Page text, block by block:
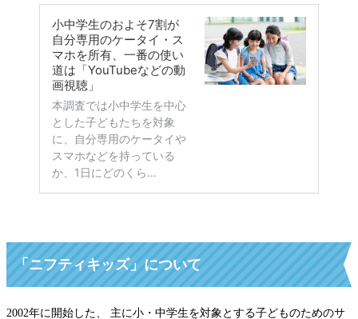
「ニフティキッズ」について
2002年に開始した、 主に小・中学生を対象とする子どものためのサ